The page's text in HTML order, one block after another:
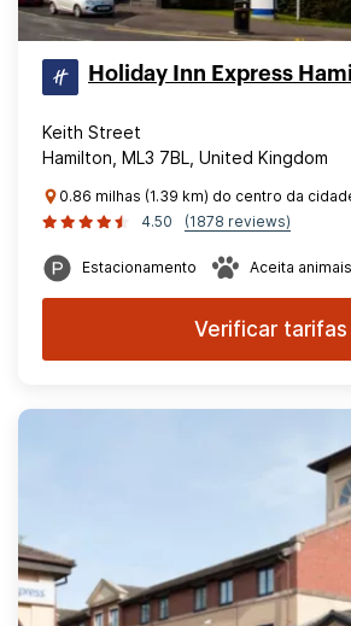
Holiday Inn Express
Keith Street
Hamilton, ML3 7BL, United Kingdom
0.86 milhas (1.39 km) do centro da
4.50
(1878 reviews)
Estacionamento Aceita
Verificar tarifas